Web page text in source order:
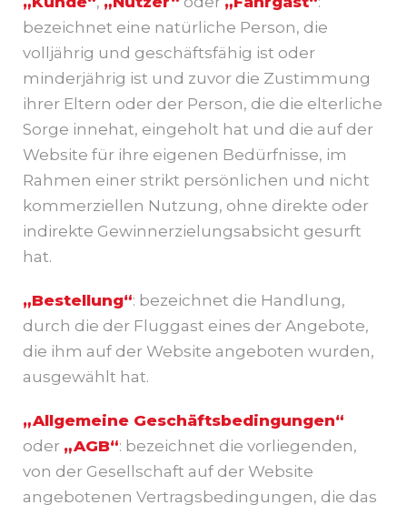
bezeichnet eine natürliche Person, die
volljährig und geschäftsfähig ist oder
minderjährig ist und zuvor die Zustimmung
ihrer Eltern oder der Person, die die elterliche
Sorge innehat, eingeholt hat und die auf der
Website für ihre eigenen Bedürfnisse, im
Rahmen einer strikt persönlichen und nicht
kommerziellen Nutzung, ohne direkte oder
indirekte Gewinnerzielungsabsicht gesurft
hat.
„Bestellung“: bezeichnet die Handlung,
durch die der Fluggast eines der Angebote,
die ihm auf der Website angeboten wurden,
ausgewählt hat.
„Allgemeine Geschäftsbedingungen“
oder „AGB“: bezeichnet die vorliegenden,
von der Gesellschaft auf der Website
angebotenen Vertragsbedingungen, die das